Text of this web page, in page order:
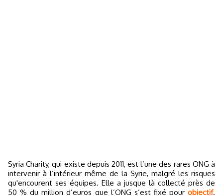
Syria Charity, qui existe depuis 2011, est l’une des rares ONG à
intervenir à l’intérieur même de la Syrie, malgré les risques
qu'encourent ses équipes. Elle a jusque là collecté près de
50 % du million d’euros que l’ONG s’est fixé pour objectif.